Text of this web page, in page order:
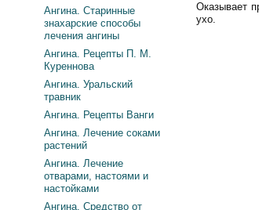
Оказывает
ухо.
Ангина. Старинные
знахарские способы
лечения ангины
Ангина. Рецепты П. М.
Куреннова
Ангина. Уральский
травник
Ангина. Рецепты Ванги
Ангина. Лечение соками
растений
Ангина. Лечение
отварами, настоями и
настойками
Ангина. Средство от